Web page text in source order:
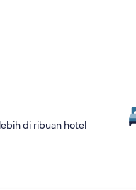
di ribuan hotel